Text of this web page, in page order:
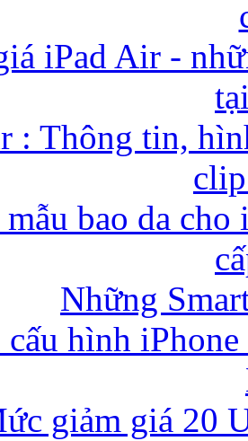
iPad Air -
: Thông tin,
bao da
Những
cấu hình
giảm giá 20